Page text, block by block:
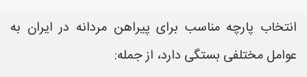
انتخاب پارچه مناسب برای پیراهن مردانه در ایران به
عوامل مختلفی بستگی دارد، از جمله: